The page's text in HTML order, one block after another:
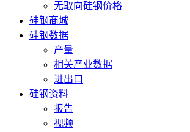
无取向硅钢价格
硅钢商城
硅钢数据
产量
相关产业数据
进出口
硅钢资料
报告
视频